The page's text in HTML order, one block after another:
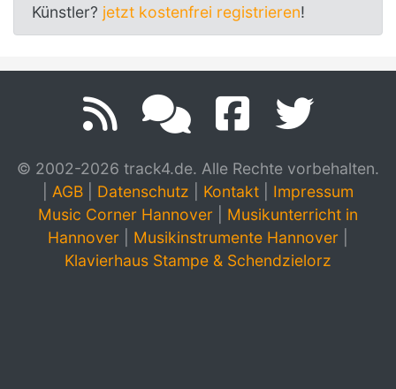
Künstler? jetzt kostenfrei registrieren!
© 2002-2026 track4.de. Alle Rechte vorbehalten.
AGB Datenschutz Kontakt
Impressum
Music Corner Hannover
Musikunterricht in
Hannover
Musikinstrumente Hannover
Klavierhaus Stampe & Schendzielorz